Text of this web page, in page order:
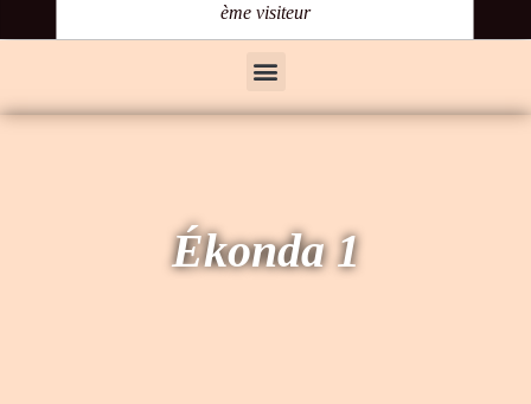
ème visiteur
Ékonda 1